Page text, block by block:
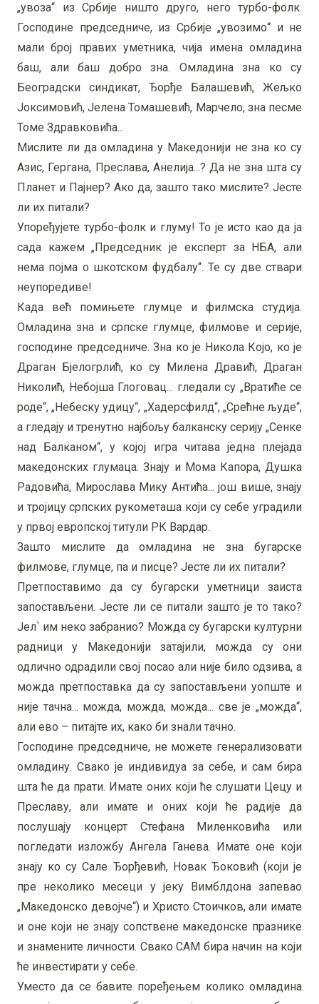
„увоза“ из Србије ништо друго, него турбо-фолк.
Господине председниче, из Србије „увозимо“ и не
мали број правих уметника, чија имена омладина
баш, али баш добро зна. Омладина зна ко су
Београдски синдикат, Ђорђе Балашевић, Жељко
Јоксимовић, Јелена Томашевић, Марчело, зна песме
Томе Здравковића...
Мислите ли да омладина у Македонији не зна ко су
Азис, Гергана, Преслава, Анелија...? Да не зна шта су
Планет и Пајнер? Ако да, зашто тако мислите? Јесте
ли их питали?
Упоређујете турбо-фолк и глуму! То је исто као да ја
сада кажем „Председник је експерт за НБА, али
нема појма о шкотском фудбалу“. Те су две ствари
неупоредиве!
Када већ помињете глумце и филмска студија.
Омладина зна и српске глумце, филмове и серије,
господине председниче. Зна ко је Никола Којо, ко је
Драган Бјелогрлић, ко су Милена Дравић, Драган
Николић, Небојша Глоговац... гледали су „Вратиће се
роде“, „Небеску удицу“, „Хадерсфилд“, „Срећне људе“,
а гледају и тренутно најбољу балканску серију „Сенке
над Балканом“, у којој игра читава једна плејада
македонских глумаца. Знају и Мома Капора, Душка
Радовића, Мирослава Мику Антића... још више, знају
и тројицу српских рукометаша који су себе уградили
у првој европској титули РК Вардар.
Зашто мислите да омладина не зна бугарске
филмове, глумце, па и писце? Јесте ли их питали?
Претпоставимо да су бугарски уметници заиста
запостављени. Јесте ли се питали зашто је то тако?
Јел` им неко забранио? Можда су бугарски културни
радници у Македонији затајили, можда су они
одлично одрадили свој посао али није било одзива, а
можда претпоставка да су запостављени уопште и
није тачна... можда, можда, можда... све је „можда“,
али ево – питајте их, како би знали тачно.
Господине председниче, не можете генерализовати
омладину. Свако је индивидуа за себе, и сам бира
шта ће да прати. Имате оних који ће слушати Цецу и
Преславу, али имате и оних који ће радије да
послушају концерт Стефана Миленковића или
погледати изложбу Ангела Ганева. Имате оне који
знају ко су Сале Ђорђевић, Новак Ђоковић (који је
пре неколико месеци у јеку Вимблдона запевао
„Македонско девојче“) и Христо Стоичков, али имате
и оне који не знају сопствене македонске празнике
и знамените личности. Свако САМ бира начин на који
ће инвестирати у себе.
Уместо да се бавите поређењем колико омладина